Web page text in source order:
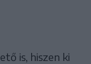
is, hiszen ki